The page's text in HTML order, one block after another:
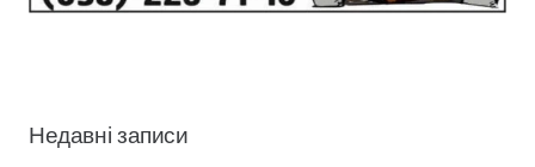
Недавні записи